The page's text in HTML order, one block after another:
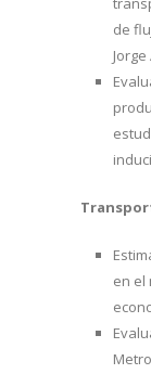
de
en el